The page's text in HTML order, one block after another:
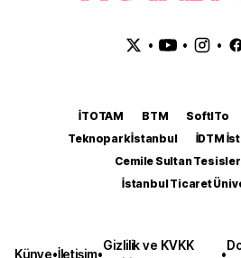
• • •
İTOTAM BTM SoftITo
Teknopark İstanbul
İDTM
Cemile Sultan
İstanbul Ticaret
Künye•İletişim•
Gizlilik ve KVKK
•